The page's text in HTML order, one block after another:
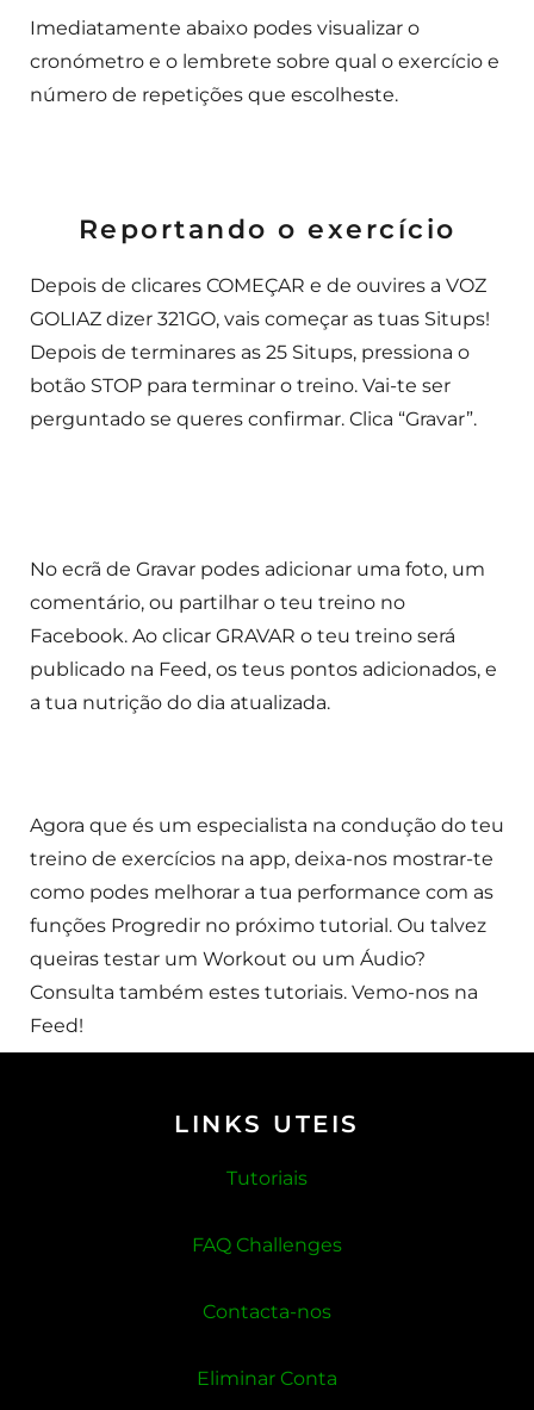
Imediatamente abaixo podes visualizar o
cronómetro e o lembrete sobre qual o exercício e
número de repetições que escolheste.
Reportando o exercício
Depois de clicares COMEÇAR e de ouvires a VOZ
GOLIAZ dizer 321GO, vais começar as tuas Situps!
Depois de terminares as 25 Situps, pressiona o
botão STOP para terminar o treino. Vai-te ser
perguntado se queres confirmar. Clica “Gravar”.
No ecrã de Gravar podes adicionar uma foto, um
comentário, ou partilhar o teu treino no
Facebook. Ao clicar GRAVAR o teu treino será
publicado na Feed, os teus pontos adicionados, e
a tua nutrição do dia atualizada.
Agora que és um especialista na condução do teu
treino de exercícios na app, deixa-nos mostrar-te
como podes melhorar a tua performance com as
funções Progredir no próximo tutorial. Ou talvez
queiras testar um Workout ou um Áudio?
Consulta também estes tutoriais. Vemo-nos na
Feed!
LINKS UTEIS
Tutoriais
FAQ Challenges
Contacta-nos
Eliminar Conta